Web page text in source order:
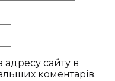
адресу сайту в
коментарів.